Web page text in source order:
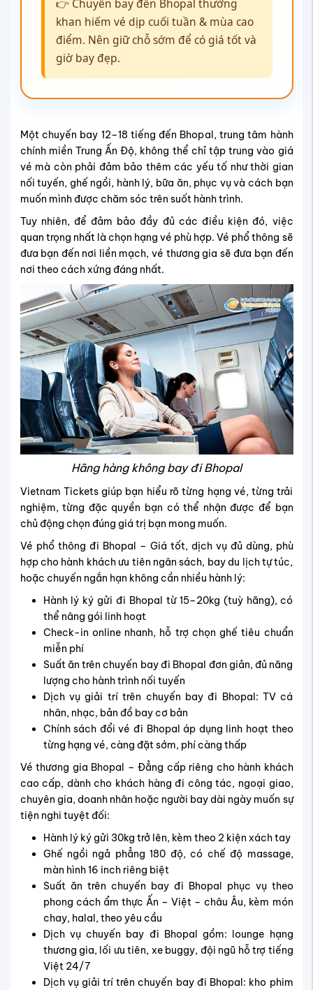
👉 Chuyến bay đến Bhopal thường
khan hiếm vé dịp cuối tuần & mùa cao
điểm. Nên giữ chỗ sớm để có giá tốt và
giờ bay đẹp.
Một chuyến bay 12–18 tiếng đến Bhopal, trung tâm hành
chính miền Trung Ấn Độ, không thể chỉ tập trung vào giá
vé mà còn phải đảm bảo thêm các yếu tố như thời gian
nối tuyến, ghế ngồi, hành lý, bữa ăn, phục vụ và cách bạn
muốn mình được chăm sóc trên suốt hành trình.
Tuy nhiên, để đảm bảo đầy đủ các điều kiện đó, việc
quan trọng nhất là chọn hạng vé phù hợp. Vé phổ thông sẽ
đưa bạn đến nơi liền mạch, vé thương gia sẽ đưa bạn đến
nơi theo cách xứng đáng nhất.
Hãng hàng không bay đi Bhopal
Vietnam Tickets giúp bạn hiểu rõ từng hạng vé, từng trải
nghiệm, từng đặc quyền bạn có thể nhận được để bạn
chủ động chọn đúng giá trị bạn mong muốn.
Vé phổ thông đi Bhopal – Giá tốt, dịch vụ đủ dùng, phù
hợp cho hành khách ưu tiên ngân sách, bay du lịch tự túc,
hoặc chuyến ngắn hạn không cần nhiều hành lý:
Hành lý ký gửi đi Bhopal từ 15–20kg (tuỳ hãng), có
thể nâng gói linh hoạt
Check-in online nhanh, hỗ trợ chọn ghế tiêu chuẩn
miễn phí
Suất ăn trên chuyến bay đi Bhopal đơn giản, đủ năng
lượng cho hành trình nối tuyến
Dịch vụ giải trí trên chuyến bay đi Bhopal: TV cá
nhân, nhạc, bản đồ bay cơ bản
Chính sách đổi vé đi Bhopal áp dụng linh hoạt theo
từng hạng vé, càng đặt sớm, phí càng thấp
Vé thương gia Bhopal – Đẳng cấp riêng cho hành khách
cao cấp, dành cho khách hàng đi công tác, ngoại giao,
chuyên gia, doanh nhân hoặc người bay dài ngày muốn sự
tiện nghi tuyệt đối:
Hành lý ký gửi 30kg trở lên, kèm theo 2 kiện xách tay
Ghế ngồi ngả phẳng 180 độ, có chế độ massage,
màn hình 16 inch riêng biệt
Suất ăn trên chuyến bay đi Bhopal phục vụ theo
phong cách ẩm thực Ấn – Việt – châu Âu, kèm món
chay, halal, theo yêu cầu
Dịch vụ chuyến bay đi Bhopal gồm: lounge hạng
thương gia, lối ưu tiên, xe buggy, đội ngũ hỗ trợ tiếng
Việt 24/7
Dịch vụ giải trí trên chuyến bay đi Bhopal: kho phim